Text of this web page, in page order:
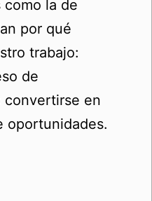
como la de
por qué
trabajo:
de
convertirse en
oportunidades.